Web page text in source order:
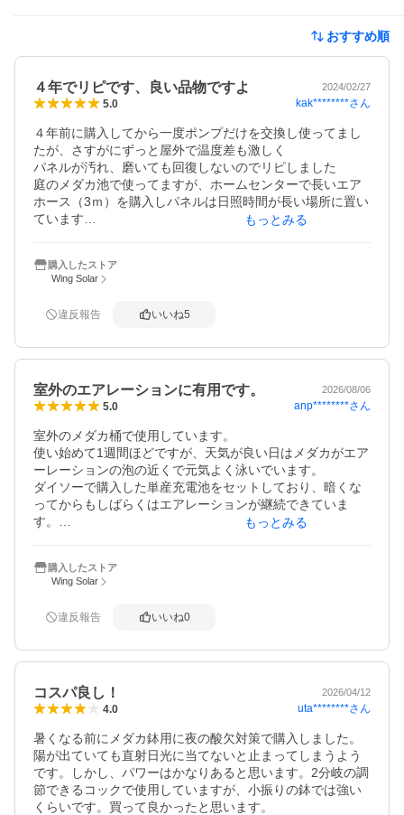
おすすめ順
４年でリピです、良い品物ですよ 2024/02/27
5.0 kak********さん
４年前に購入してから一度ポンプだけを交換し使ってまし
たが、さすがにずっと屋外で温度差も激しく
パネルが汚れ、磨いても回復しないのでリピしました
庭のメダカ池で使ってますが、ホームセンターで長いエア
ホース（3ｍ）を購入しパネルは日照時間が長い場所に置い
ています
せん
本当に便利で吐出量も結構あるので、出口には市販のろ過
また数年後リピします
もっとみる
購入したストア
Wing Solar
違反報告 いいね5
室外のエアレーションに有用です。 2026/08/06
5.0 anp********さん
室外のメダカ桶で使用しています。
使い始めて1週間ほどですが、天気が良い日はメダカがエア
ーレーションの泡の近くで元気よく泳いでいます。
ダイソーで購入した単産充電池をセットしており、暗くな
ってからもしばらくはエアレーションが継続できていま
す。
もっとみる
購入したストア
Wing Solar
違反報告 いいね0
コスパ良し！ 2026/04/12
4.0 uta********さん
暑くなる前にメダカ鉢用に夜の酸欠対策で購入しました。
陽が出ていても直射日光に当てないと止まってしまうよう
です。しかし、パワーはかなりあると思います。2分岐の調
節できるコックで使用していますが、小振りの鉢では強い
くらいです。買って良かったと思います。